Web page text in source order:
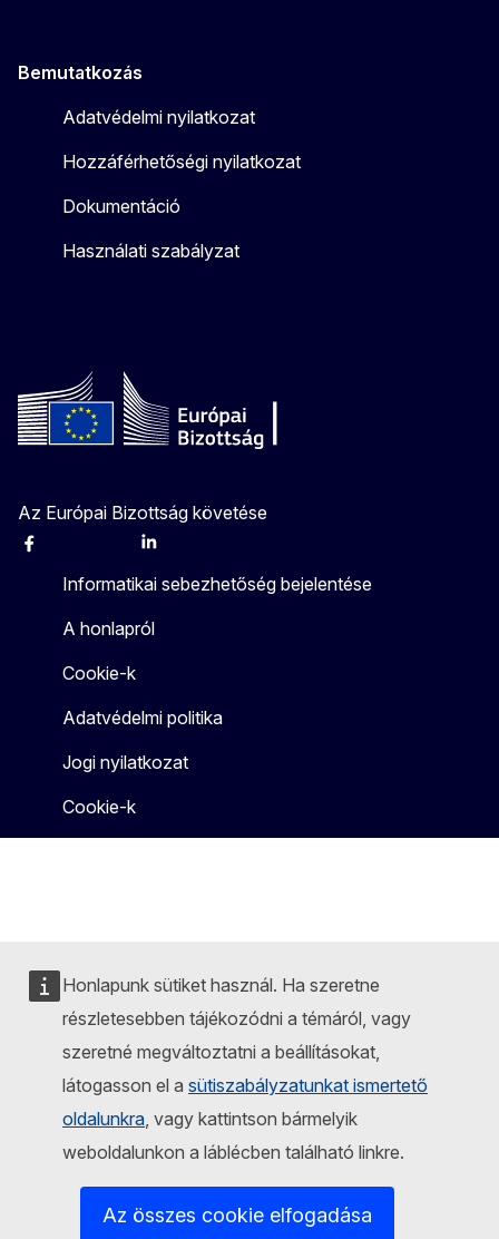
Honlapunk sütiket használ. Ha szeretne
részletesebben tájékozódni a témáról, vagy
szeretné megváltoztatni a beállításokat,
látogasson el a sütiszabályzatunkat ismertető
oldalunkra, vagy kattintson bármelyik
weboldalunkon a láblécben található linkre.
Az összes cookie elfogadása
Bemutatkozás
Adatvédelmi nyilatkozat
Hozzáférhetőségi nyilatkozat
Dokumentáció
Használati szabályzat
Az Európai Bizottság követése
Facebook Linkedin
Informatikai sebezhetőség bejelentése
A honlapról
Cookie-k
Adatvédelmi politika
Jogi nyilatkozat
Cookie-k